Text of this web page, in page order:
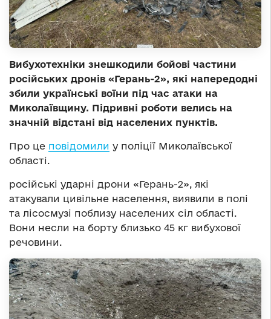
Вибухотехніки знешкодили бойові частини
російських дронів «Герань-2», які напередодні
збили українські воїни під час атаки на
Миколаївщину. Підривні роботи велись на
значній відстані від населених пунктів.
Про це повідомили у поліції Миколаївської
області.
російські ударні дрони «Герань-2», які
атакували цивільне населення, виявили в полі
та лісосмузі поблизу населених сіл області.
Вони несли на борту близько 45 кг вибухової
речовини.